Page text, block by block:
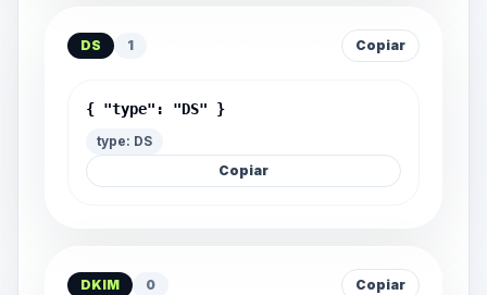
DS 1 Copiar
{ "type": "DS" }
type: DS
Copiar
DKIM 0 Copiar